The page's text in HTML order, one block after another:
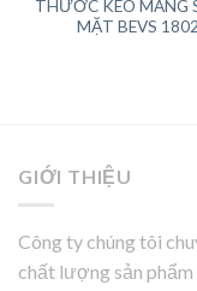
THƯỚC KÉO MÀNG
MẶT BEVS 1802
GIỚI THIỆU
Công ty chúng tôi
chất lượng sản